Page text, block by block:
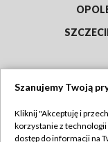
Szanujemy Twoją
Kliknij "Akceptuję i
korzystanie z
dostęp do informacji na